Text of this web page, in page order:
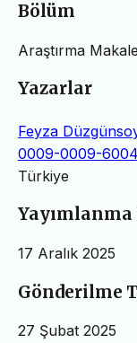
Bölüm
Araştırma
Yazarlar
Feyza
0009-0009-
Türkiye
17 Aralık 2025
Gönderilme
27 Şubat 2025